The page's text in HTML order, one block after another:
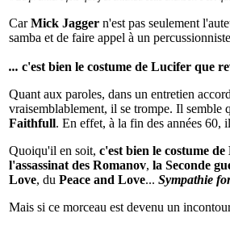
CarMick Jagger n'est pas seulement
samba et de faire appel à un
... c'est bien le costume de Lucifer que
Quant aux paroles, dans un entretien
vraisemblablement, il se trompe. Il semble
Faithfull. En effet, à la fin des années 60,
Quoiqu'il en soit, c'est bien le costume
l'assassinat des Romanov, la Seconde
Love, du Peace and Love... Sympathie
Mais si ce morceau est devenu un